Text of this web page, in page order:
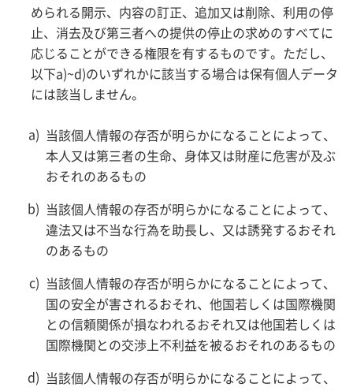
められる開示、内容の訂正、追加又は削除、利用の停
止、消去及び第三者への提供の停止の求めのすべてに
応じることができる権限を有するものです。ただし、
以下a)~d)のいずれかに該当する場合は保有個人データ
には該当しません。
当該個人情報の存否が明らかになることによって、
本人又は第三者の生命、身体又は財産に危害が及ぶ
おそれのあるもの
当該個人情報の存否が明らかになることによって、
違法又は不当な行為を助長し、又は誘発するおそれ
のあるもの
当該個人情報の存否が明らかになることによって、
国の安全が害されるおそれ、他国若しくは国際機関
との信頼関係が損なわれるおそれ又は他国若しくは
国際機関との交渉上不利益を被るおそれのあるもの
当該個人情報の存否が明らかになることによって、